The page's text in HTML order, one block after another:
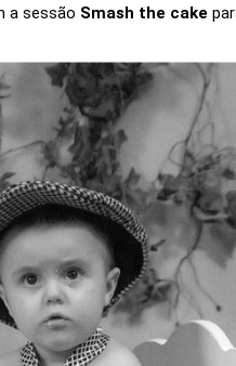
a sessão Smash the cake